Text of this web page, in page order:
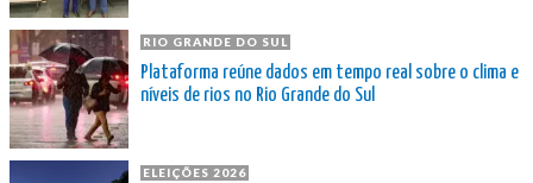
RIO GRANDE DO SUL
Plataforma reúne dados em tempo real sobre o clima e
níveis de rios no Rio Grande do Sul
ELEIÇÕES 2026